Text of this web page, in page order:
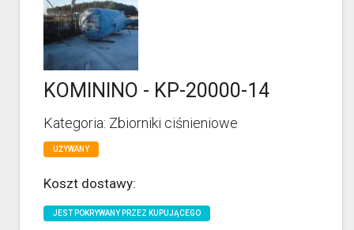
KOMININO - KP-20000-14
Kategoria: Zbiorniki ciśnieniowe
UŻYWANY
Koszt dostawy:
JEST POKRYWANY PRZEZ KUPUJĄCEGO